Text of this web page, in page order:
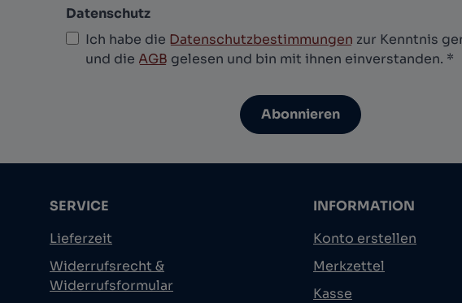
Datenschutz
Ich habe die Datenschutzbestimmungen zur Kenntnis
und die AGB gelesen und bin mit ihnen einverstanden. *
Abonnieren
SERVICE
Lieferzeit
Widerrufsrecht &
Widerrufsformular
INFORMATION
Konto erstellen
Merkzettel
Kasse